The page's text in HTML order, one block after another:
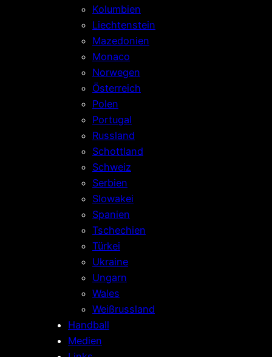
Kolumbien
Liechtenstein
Mazedonien
Monaco
Norwegen
Österreich
Polen
Portugal
Russland
Schottland
Schweiz
Serbien
Slowakei
Spanien
Tschechien
Türkei
Ukraine
Ungarn
Wales
Weißrussland
Handball
Medien